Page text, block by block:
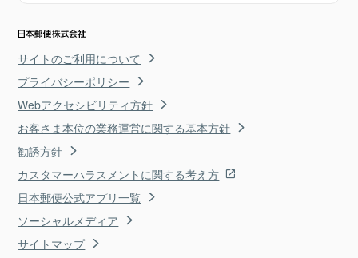
サイトのご利用について
プライバシーポリシー
Webアクセシビリティ方針
お客さま本位の業務運営に関する基本方針
勧誘方針
カスタマーハラスメントに関する考え方
日本郵便公式アプリ一覧
ソーシャルメディア
サイトマップ